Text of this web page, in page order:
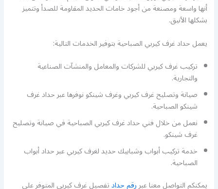
أنها واسعة ومصنعة من أجود خامات الحديد المقاومة للصدأ وتتميز
بشكلها الأنيق.
يعمل حداد غرف كيربي الصباحية بتوفير الخدمات التالية:
تركيب غرف كيربي للشركات والمعامل والمنشآت الصناعية
والتجارية.
صيانة وتصليح غرف كيربي وغرف شينكو نوفرها عبر حداد غرف
شينكو الصباحية.
نعمل من خلال فني حداد غرف كيربي الصباحية في صيانة وتصليح
غرف شينكو.
خدمة تركيب أبواب وشبابيك حديد لغرف كيربي عبر حداد أبواب
الصباحية.
يمكنكم التواصل معنا عبررقم حدادتفصيل غرف كيربي المتوفر على